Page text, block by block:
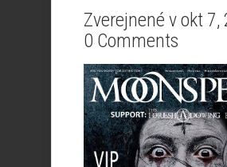
Zverejnené v okt 7,
0 Comments